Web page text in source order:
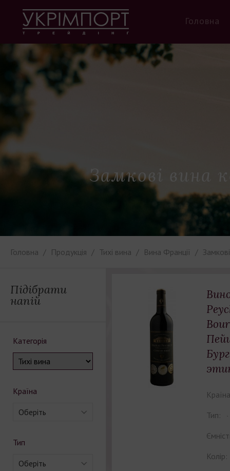
Головна
Замкові вина
Головна Продукція Тихі вина Вина Франції
Підібрати
напій
Категорія
Країна
Оберіть
Тип
Оберіть
Тип:
Колір: